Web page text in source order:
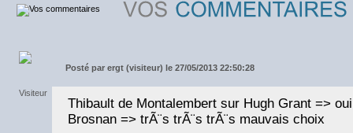
Posté par ergt (visiteur) le 27/05/2013 22:50:28
Thibault de Montalembert sur Hugh Grant =>
Brosnan => trÃ¨s trÃ¨s trÃ¨s mauvais choix